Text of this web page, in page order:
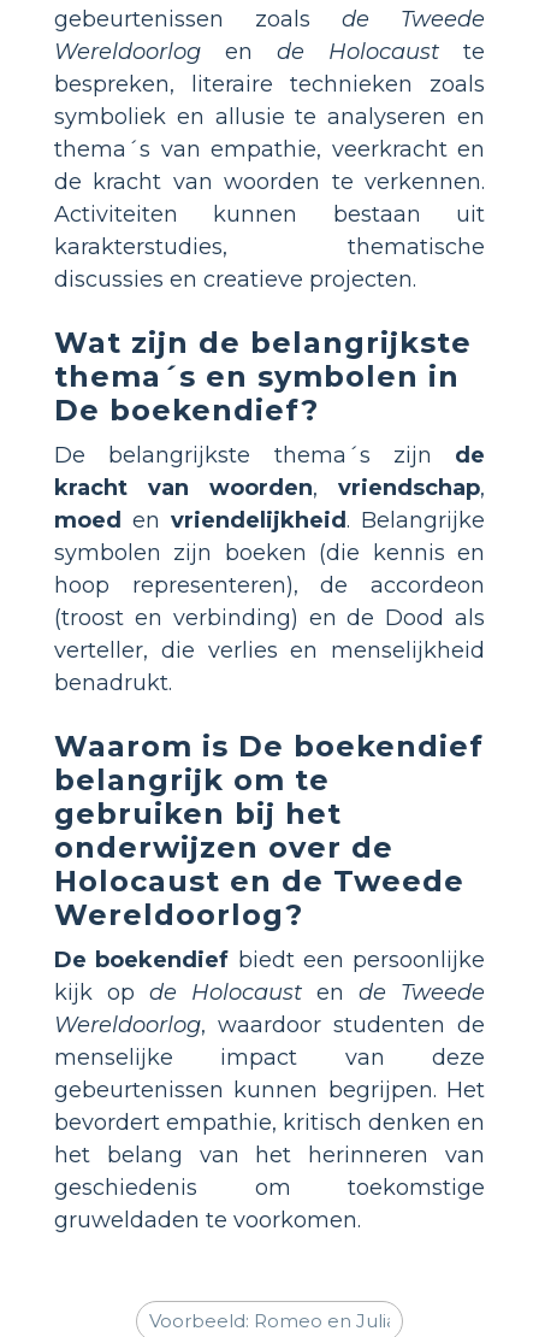
gebeurtenissen zoals de Tweede
Wereldoorlog en de Holocaust te
bespreken, literaire technieken zoals
symboliek en allusie te analyseren en
thema´s van empathie, veerkracht en
de kracht van woorden te verkennen.
Activiteiten kunnen bestaan uit
karakterstudies, thematische
discussies en creatieve projecten.
Wat zijn de belangrijkste
thema´s en symbolen in
De boekendief?
De belangrijkste thema´s zijn de
kracht van woorden, vriendschap,
moed en vriendelijkheid. Belangrijke
symbolen zijn boeken (die kennis en
hoop representeren), de accordeon
(troost en verbinding) en de Dood als
verteller, die verlies en menselijkheid
benadrukt.
Waarom is De boekendief
belangrijk om te
gebruiken bij het
onderwijzen over de
Holocaust en de Tweede
Wereldoorlog?
De boekendief biedt een persoonlijke
kijk op de Holocaust en de Tweede
Wereldoorlog, waardoor studenten de
menselijke impact van deze
gebeurtenissen kunnen begrijpen. Het
bevordert empathie, kritisch denken en
het belang van het herinneren van
geschiedenis om toekomstige
gruweldaden te voorkomen.